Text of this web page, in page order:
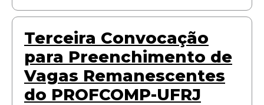
Terceira Convocação
para Preenchimento de
Vagas Remanescentes
do PROFCOMP-UFRJ